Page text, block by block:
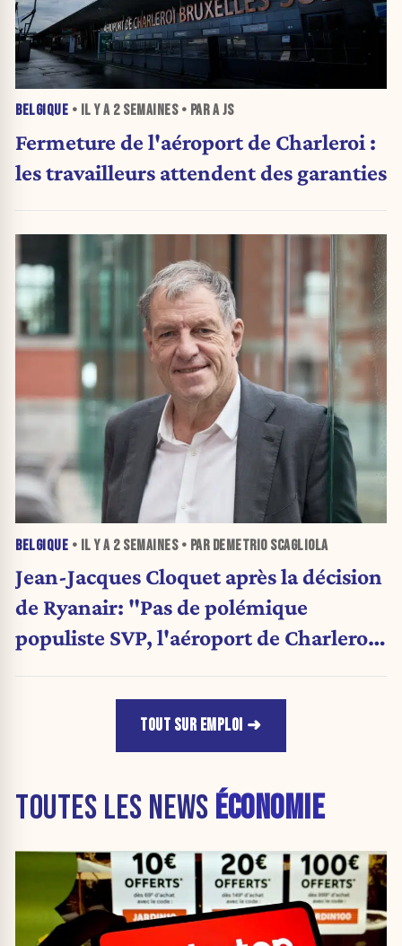
BELGIQUE • IL Y A 2 SEMAINES• PAR A JS
Fermeture de l'aéroport de Charleroi :
les travailleurs attendent des garanties
BELGIQUE • IL Y A 2 SEMAINES• PAR DEMETRIO SCAGLIOLA
Jean-Jacques Cloquet après la décision
de Ryanair: "Pas de polémique
populiste SVP, l'aéroport de Charleroi
TOUT SUR EMPLOI
TOUTES LES NEWS ÉCONOMIE